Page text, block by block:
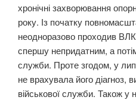
хронічні захворювання
року. Із початку
неодноразово проходив
спершу непридатним, а
служби. Проте згодом, у
не врахувала його діагноз,
військової служби. Також у